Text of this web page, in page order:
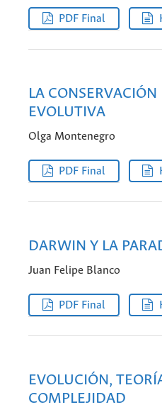
PDF Final
LA
EVOLUTIVA
Olga Montenegro
PDF Final
DARWIN Y LA
Juan Felipe Blanco
PDF Final
EVOLUCIÓN,
COMPLEJIDAD